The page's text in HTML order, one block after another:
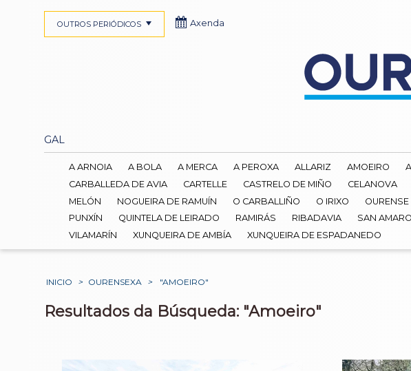
GAL
OUTROS PERIÓDICOS Axenda
A ARNOIA A BOLA A MERCA A PEROXA ALLARIZ AMOEIRO
CARBALLEDA DE AVIA
CARTELLE CASTRELO DE MIÑO CELANOVA
MELÓN
NOGUEIRA DE RAMUÍN O CARBALLIÑO O IRIXO OURENSE
PUNXÍN
QUINTELA DE LEIRADO RAMIRÁS RIBADAVIA SAN AMARO
VILAMARÍN
XUNQUEIRA DE AMBÍA XUNQUEIRA DE ESPADANEDO
INICIO > OURENSEXA > "AMOEIRO"
Resultados da Búsqueda: "Amoeiro"